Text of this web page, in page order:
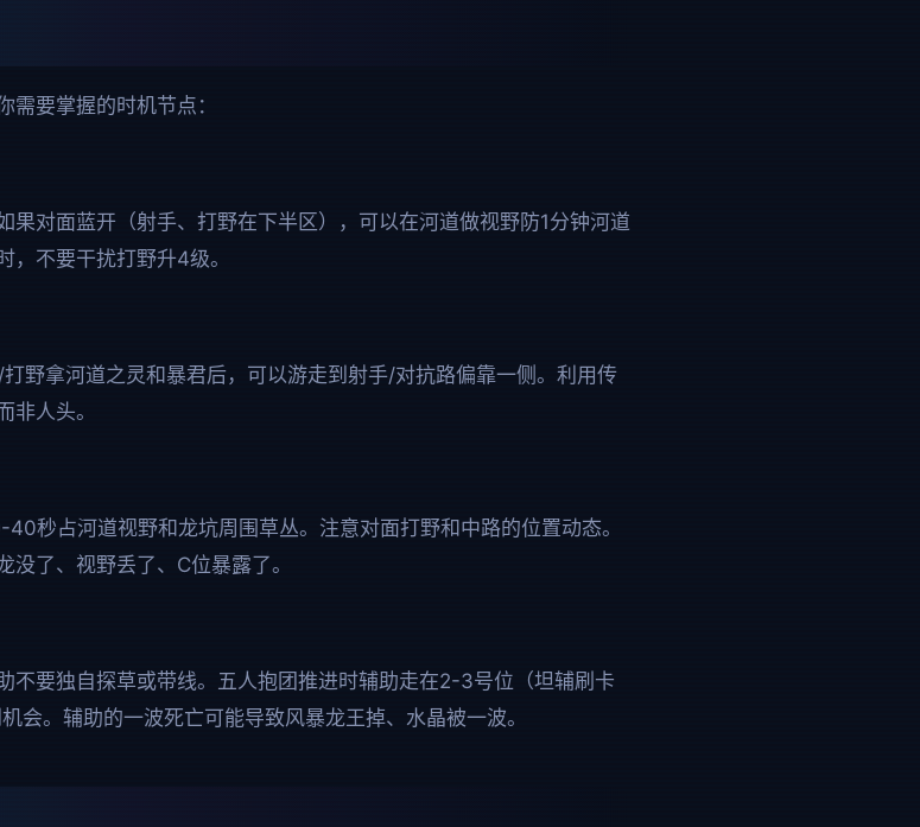
要掌握的时机节点：
果对面蓝开（射手、打野在下半区），可以在河道做视野防1分钟河道
，不要干扰打野升4级。
野拿河道之灵和暴君后，可以游走到射手/对抗路偏靠一侧。利用传
非人头。
秒占河道视野和龙坑周围草丛。注意对面打野和中路的位置动态。
了、视野丢了、C位暴露了。
不要独自探草或带线。五人抱团推进时辅助走在2-3号位（坦辅刷卡
会。辅助的一波死亡可能导致风暴龙王掉、水晶被一波。